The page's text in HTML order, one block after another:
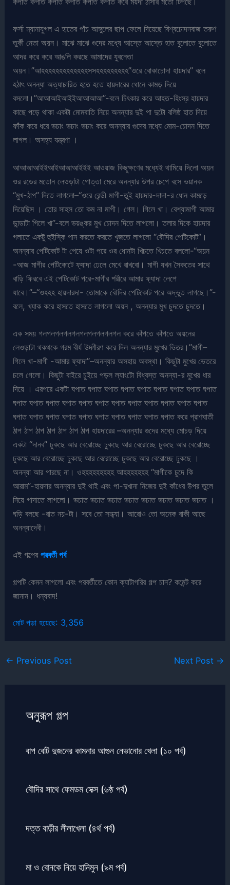
ফর্সা ম্যানাযুগল এ হাতের পাঁচ আঙ্গুলের ছাপ ফেলে দিয়েছে বিশ্বচোদনবাজ তরুণ
তুর্কী নেতা অয়ন। মাঝে মাঝে গুদের মধ্যে আস্তে আস্তে হাত বুলোতে বুলোতে
আদর করে করে আঙলি করছে আমাদের যুবনেতা
অয়ন।”আহহহহহহহহহহহহহসসহহহহহহহহহ”ওরে বোকাচোদা হায়দার” বলে
হঠাৎ অনন্যা অত্যাচারিত হতে হতে হায়দারের ধোনে কামড় দিয়ে
বসলো।”আআআইআইইআআআআ”-বলে চিৎকার করে আহত-হিংস্র হায়দার
কাছে পড়ে থাকা একটা মোমবাতি নিয়ে অনন্যার দুই পা দুটো বলিষ্ঠ হাত দিয়ে
ফাঁক করে ধরে ভচাং ভচাং ভচাং করে অনন্যার গুদের মধ্যে মোম-চোদন দিতে
লাগল। অসহ্য যন্ত্রণা ।
আআআআইইআইআআআইইই আওয়াজ কিছুক্ষণের মধ্যেই থামিয়ে দিলো অয়ন
ওর রডের মতোন লেওড়াটা গোত্তা মেরে অনন্যার উপর চেপে বসে ভয়ানক
“মুখ-ঠাপ” দিতে লাগলো–“ওরে রেন্ডী মাগী-তুই হায়দার-দাদা-র ধোন কামড়ে
দিয়েছিস । তোর সাহস তো কম না মাগী। গেল। গিলে খা। বেশ্যামাগী আমার
ডান্ডাটা গিলে খা”-বলে ভয়ঙ্কর মুখ চোদন দিতে লাগলো। তলার দিকে হায়দার
গলাতে একটু হুইস্কি পান করতে করতে খুজতে লাগলো “বৌদির পেটিকোট”।
অনন্যার পেটিকোট টা পেয়ে ওটা পরে ওর ধোনটা খিচতে খিচতে বললো-“অয়ন
-আজ মাগীর পেটিকোটে ফ্যাদা ঢেলে মেখে রাখবো। মাগী যখন সৈকতের সাথে
বাড়ি ফিরবে এই পেটিকোট পরে-মাগীর শরীরে আমার ফ্যাদা লেপে
যাবে।”–“ওহহহ হায়দারদা- তোমাকে বৌদির পেটিকোট পরে অদ্ভুত লাগছে।”-
বলে, খ্যাক করে হাসতে হাসতে লাগলো অয়ন , অনন্যার মুখ চুদতে চুদতে।
এক সময় গলগলগলগলগলগলগলগলগলগল করে কাঁপতে কাঁপতে অয়নের
লেওড়াটা থকথকে গরম বীর্য উদ্গীরণ করে দিল অনন্যার মুখের ভিতর।”মাগী–
গিলে খা-মাগী -আমার ফ্যাদা”–অনন্যার অসহায় অবস্থা। কিছুটা মুখের ভেতরে
চলে গেলো। কিছুটা বাইরে চুইয়ে পড়ল ল্যাংটো বিধ্বস্ত অনন্যা-র মুখের ধার
দিয়ে । এরপরে একটা ঘপাত ঘপাত ঘপাত ঘপাত ঘপাত ঘপাত ঘপাত ঘপাত ঘপাত
ঘপাত ঘপাত ঘপাত ঘপাত ঘপাত ঘপাত ঘপাত ঘপাত ঘপাত ঘপাত ঘপাত ঘপাত
ঘপাত ঘপাত ঘপাত ঘপাত ঘপাত ঘপাত ঘপাত ঘপাত ঘপাত ঘপাত করে প্রাণঘাতী
ঠাপ ঠাপ ঠাপ ঠাপ ঠাপ ঠাপ ঠাপ হায়দারের –অনন্যার গুদের মধ্যে মোচড় দিয়ে
একটা “দানব” ঢুকছে আর বেরোচ্ছে ঢুকছে আর বেরোচ্ছে ঢুকছে আর বেরোচ্ছে
ঢুকছে আর বেরোচ্ছে ঢুকছে আর বেরোচ্ছে ঢুকছে আর বেরোচ্ছে ঢুকছে ।
অনন্যা আর পারছে না। ওহহহহহহহহহ আহহহহহহহ “মাগীকে চুদে কি
আরাম”-হায়দার অনন্যার দুই থাই এবং পা-দুখানা নিজের দুই কাঁধের উপর তুলে
নিয়ে গাদাতে লাগলো। ভচাত ভচাত ভচাত ভচাত ভচাত ভচাত ভচাত ভচাত ।
ঘড়ি বলছে -রাত নয়-টা। সবে তো সন্ধ্যা। আরোও তো অনেক বাকী আছে
অনন্যাদেবী।
এই গল্পেরপরবর্তী পর্ব
গল্পটি কেমন লাগলো এবং পরবর্তীতে কোন ক্যাটাগরির গল্প চান? কমেন্ট করে
জানান। ধন্যবাদ!
মোট পড়া হয়েছে: 3,356
← Previous Post Next Post →
অনুরূপ গল্প
বাপ বেটি দুজনের কামনার আগুন নেভানোর খেলা (১০ পর্ব)
বৌদির সাথে ফেমডম সেক্স (৬ষ্ঠ পর্ব)
দত্ত বাড়ীর লীলাখেলা (৪র্থ পর্ব)
মা ও বোনকে নিয়ে হানিমুন (৯ম পর্ব)